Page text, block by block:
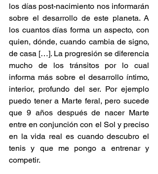
los días post-nacimiento nos informarán
sobre el desarrollo de este planeta. A
los cuantos días forma un aspecto, con
quien, dónde, cuando cambia de signo,
de casa […]. La progresión se diferencia
mucho de los tránsitos por lo cual
informa más sobre el desarrollo íntimo,
interior, profundo del ser. Por ejemplo
puedo tener a Marte feral, pero sucede
que 9 años después de nacer Marte
entre en conjunción con el Sol y preciso
en la vida real es cuando descubro el
tenis y que me pongo a entrenar y
competir.